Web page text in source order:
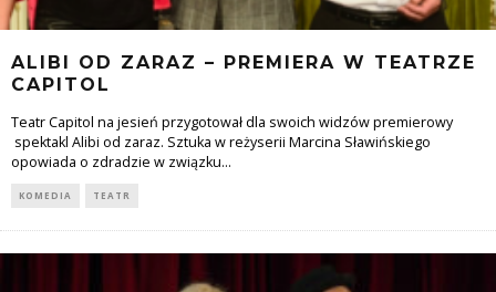
ALIBI OD ZARAZ – PREMIERA W TEATRZE
CAPITOL
Teatr Capitol na jesień przygotował dla swoich widzów premierowy
spektakl Alibi od zaraz. Sztuka w reżyserii Marcina Sławińskiego
opowiada o zdradzie w związku...
KOMEDIA TEATR